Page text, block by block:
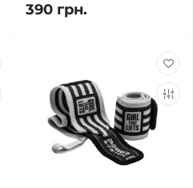
390 грн.